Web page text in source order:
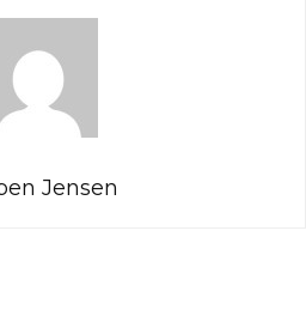
Jensen